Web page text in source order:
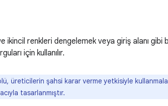
ikincil renkleri dengelemek veya giriş alanı
için kullanılır.
üreticilerin şahsi karar verme yetkisiyle
tasarlanmıştır.